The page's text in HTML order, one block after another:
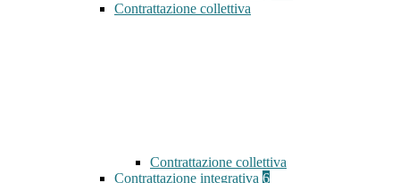
Contrattazione collettiva
Contrattazione collettiva
Contrattazione integrativa 6